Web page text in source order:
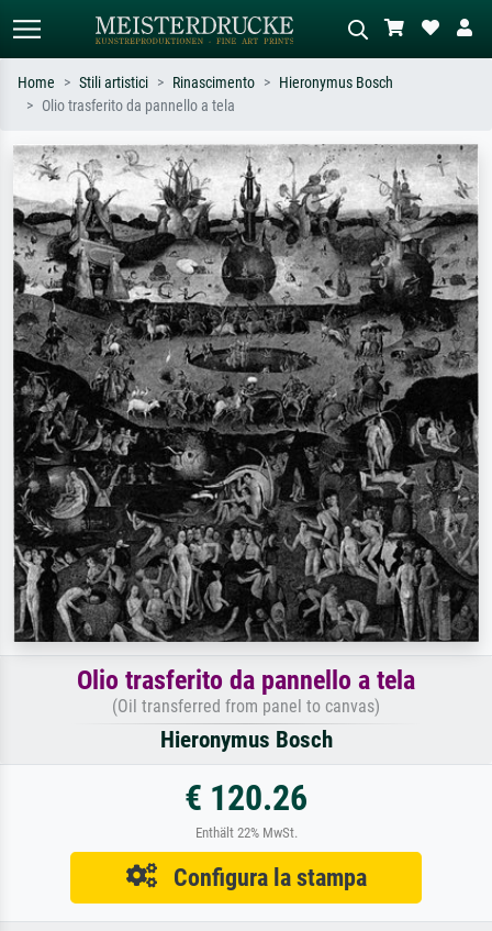
Cerca per artista, titolo o stile – es.
Monet, Notte stellata,
Impressionismo, onda di Hokusai,
nudo.
Descrivi la scena – es. prato verde,
astratto con molto rosso, dipinto a
olio scuro, nudo in piedi vicino a un
albero.
Home Stili artistici Rinascimento
Hieronymus Bosch
Olio trasferito da pannello a tela
Olio trasferito da pannello a tela
(Oil transferred from panel to canvas)
Hieronymus Bosch
€ 120.26
Enthält 22% MwSt.
Configura la stampa